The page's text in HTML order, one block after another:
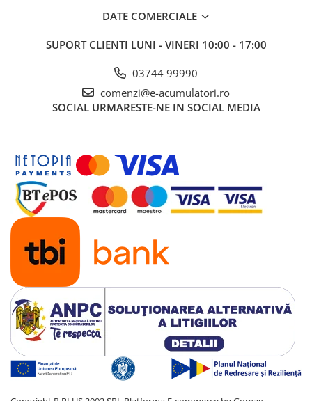
DATE COMERCIALE
SUPORT CLIENTI LUNI - VINERI 10:00 - 17:00
03744 99990
comenzi@e-acumulatori.ro
SOCIAL URMARESTE-NE IN SOCIAL MEDIA